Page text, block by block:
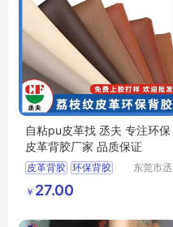
自粘pu皮革找 丞夫 专注环保
皮革背胶厂家 品质保证
皮革背胶 环保背胶
PU皮背胶
皮革背胶价格
东莞市丞
￥ 27.00